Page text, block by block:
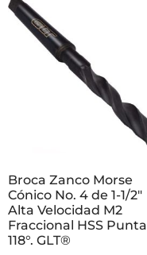
Broca Zanco Morse
Cónico No. 4 de 1-1/2″
Alta Velocidad M2
Fraccional HSS Punta
118°. GLT®